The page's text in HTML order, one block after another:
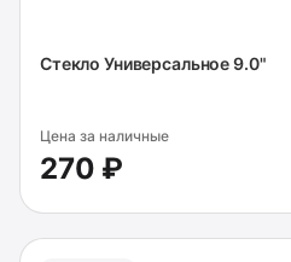
Стекло Универсальное 9.0"
Цена за наличные
270 ₽